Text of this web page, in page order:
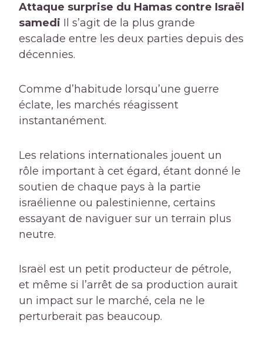
Attaque surprise du Hamas contre Israël
samedi Il s’agit de la plus grande
escalade entre les deux parties depuis des
décennies.
Comme d’habitude lorsqu’une guerre
éclate, les marchés réagissent
instantanément.
Les relations internationales jouent un
rôle important à cet égard, étant donné le
soutien de chaque pays à la partie
israélienne ou palestinienne, certains
essayant de naviguer sur un terrain plus
neutre.
Israël est un petit producteur de pétrole,
et même si l’arrêt de sa production aurait
un impact sur le marché, cela ne le
perturberait pas beaucoup.